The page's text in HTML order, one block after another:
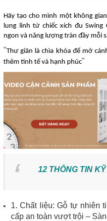
Hãy tạo cho mình một không
lung linh từ chiếc xích đu Swing
ngon và năng lượng tràn đầy mỗi
"Thư giãn là chìa khóa để mở
thêm tinh tế và hạnh phúc"
12 THÔNG TIN
1. Chất liệu: Gỗ tự nhiên
cấp an toàn vượt trội –